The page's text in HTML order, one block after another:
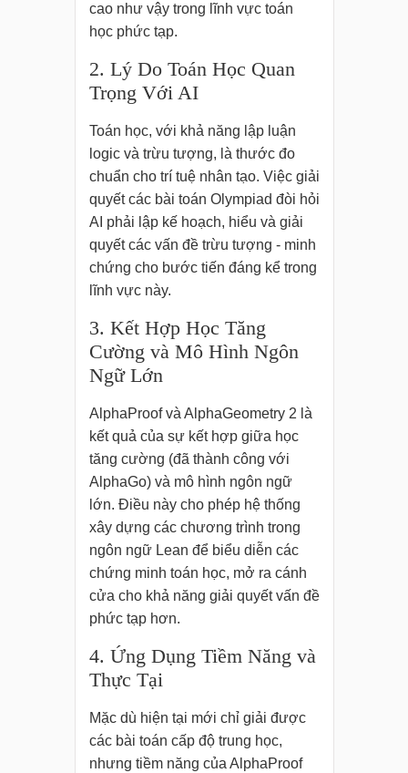
cao như vậy trong lĩnh vực toán
học phức tạp.
2. Lý Do Toán Học Quan
Trọng Với AI
Toán học, với khả năng lập luận
logic và trừu tượng, là thước đo
chuẩn cho trí tuệ nhân tạo. Việc giải
quyết các bài toán Olympiad đòi hỏi
AI phải lập kế hoạch, hiểu và giải
quyết các vấn đề trừu tượng - minh
chứng cho bước tiến đáng kể trong
lĩnh vực này.
3. Kết Hợp Học Tăng
Cường và Mô Hình Ngôn
Ngữ Lớn
AlphaProof và AlphaGeometry 2 là
kết quả của sự kết hợp giữa học
tăng cường (đã thành công với
AlphaGo) và mô hình ngôn ngữ
lớn. Điều này cho phép hệ thống
xây dựng các chương trình trong
ngôn ngữ Lean để biểu diễn các
chứng minh toán học, mở ra cánh
cửa cho khả năng giải quyết vấn đề
phức tạp hơn.
4. Ứng Dụng Tiềm Năng và
Thực Tại
Mặc dù hiện tại mới chỉ giải được
các bài toán cấp độ trung học,
nhưng tiềm năng của AlphaProof